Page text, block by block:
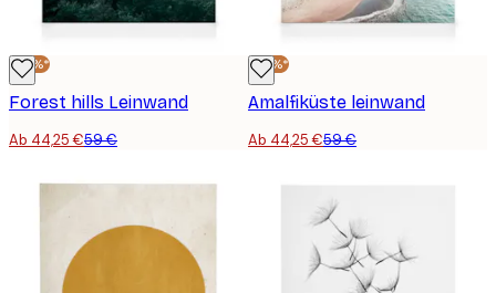
-25%*
Forest hills Leinwand
Ab 44,25 €59 €
-25%*
Amalfiküste leinwand
Ab 44,25 €59 €